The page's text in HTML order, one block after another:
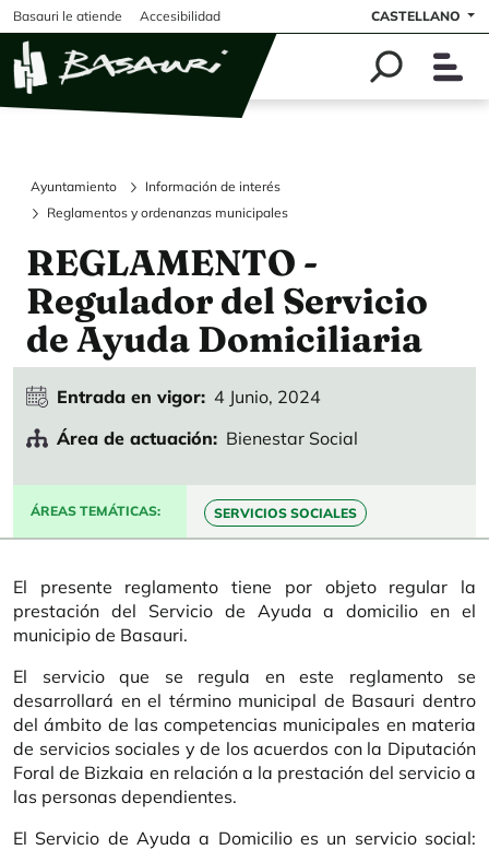
Pasar al contenido principal
Basauri le atiende Accesibilidad CASTELLANO
Ayuntamiento
Información de interés
Reglamentos y ordenanzas municipales
REGLAMENTO -
Regulador del Servicio
de Ayuda Domiciliaria
Entrada en vigor
4 Junio, 2024
Área de actuación
Bienestar Social
ÁREAS TEMÁTICAS SERVICIOS SOCIALES
El presente reglamento tiene por objeto regular la
prestación del Servicio de Ayuda a domicilio en el
municipio de Basauri.
El servicio que se regula en este reglamento se
desarrollará en el término municipal de Basauri dentro
del ámbito de las competencias municipales en materia
de servicios sociales y de los acuerdos con la Diputación
Foral de Bizkaia en relación a la prestación del servicio a
las personas dependientes.
El Servicio de Ayuda a Domicilio es un servicio social: